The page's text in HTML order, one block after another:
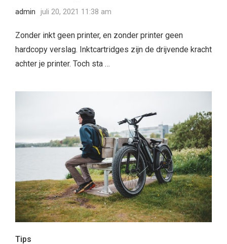
admin juli 20, 2021 11:38 am
Zonder inkt geen printer, en zonder printer geen
hardcopy verslag. Inktcartridges zijn de drijvende kracht
achter je printer. Toch sta …
Tips